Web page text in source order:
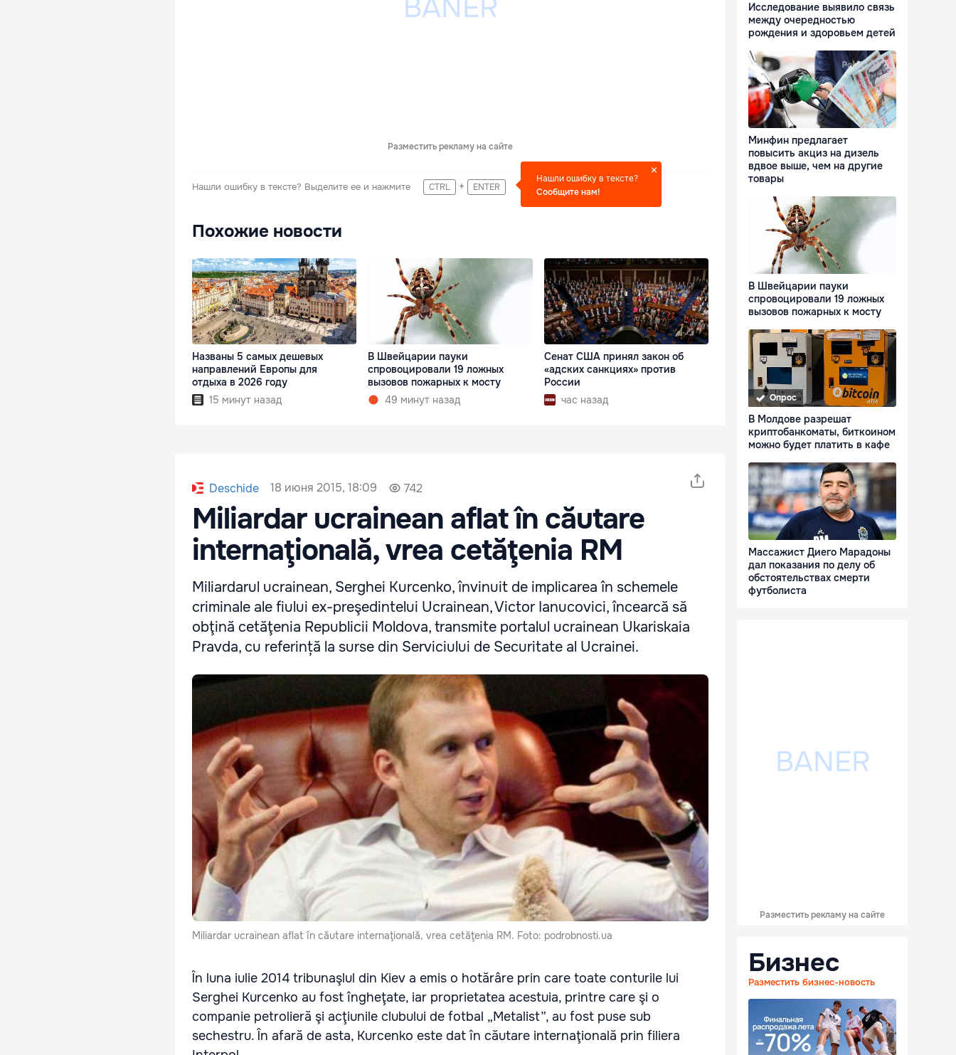
Разместить рекламу на сайте
Нашли ошибку в тексте? Выделите ее и нажмите CTRL + ENTER
Нашли ошибку в тексте?
Сообщите нам!
Похожие новости
Названы 5 самых дешевых
направлений Европы для
отдыха в 2026 году
15 минут назад
В Швейцарии пауки
спровоцировали 19 ложных
вызовов пожарных к мосту
49 минут назад
Сенат США принял закон об
«адских санкциях» против
России
час назад
Deschide 18 июня 2015, 18:09 742
Miliardar ucrainean aflat în căutare
internaţională, vrea cetăţenia RM
Miliardarul ucrainean, Serghei Kurcenko, învinuit de implicarea în schemele
criminale ale fiului ex-preşedintelui Ucrainean, Victor Ianucovici, încearcă să
obţină cetăţenia Republicii Moldova, transmite portalul ucrainean Ukariskaia
Pravda, cu referință la surse din Serviciului de Securitate al Ucrainei.
Miliardar ucrainean aflat în căutare internaţională, vrea cetăţenia RM. Foto: podrobnosti.ua
În luna iulie 2014 tribunaşlul din Kiev a emis o hotărâre prin care toate conturile lui
Serghei Kurcenko au fost îngheţate, iar proprietatea acestuia, printre care şi o
companie petrolieră şi acţiunile clubului de fotbal „Metalist”, au fost puse sub
sechestru. În afară de asta, Kurcenko este dat în căutare internaţională prin filiera
Исследование выявило связь
между очередностью
рождения и здоровьем детей
Минфин предлагает
повысить акциз на дизель
вдвое выше, чем на другие
товары
В Швейцарии пауки
спровоцировали 19 ложных
вызовов пожарных к мосту
Опрос
В Молдове разрешат
криптобанкоматы, биткоином
можно будет платить в кафе
Массажист Диего Марадоны
дал показания по делу об
обстоятельствах смерти
футболиста
Разместить рекламу на сайте
Бизнес
Разместить бизнес-новость